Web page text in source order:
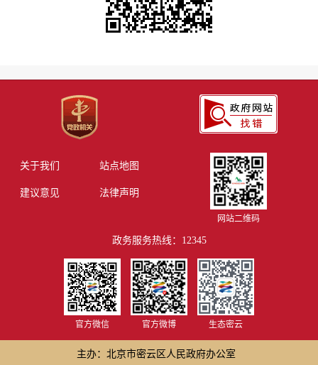
关于我们 站点地图
建议意见 法律声明
网站二维码
政务服务热线：12345
官方微信 官方微博 生态密云
主办：北京市密云区人民政府办公室